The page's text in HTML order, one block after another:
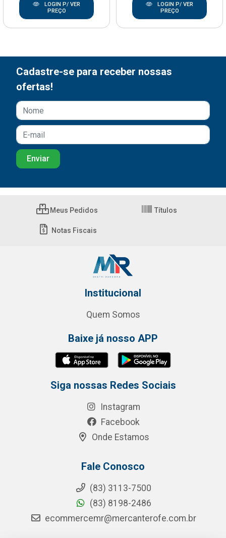
LOGIN P/ VER
PREÇO
LOGIN P/ VER
PREÇO
Cadastre-se para receber nossas
ofertas!
Meus Pedidos Títulos
Notas Fiscais
Institucional
Quem Somos
Baixe já nosso APP
Siga nossas Redes Sociais
Instagram
Facebook
Onde Estamos
Fale Conosco
(83) 3113-7500
(83) 8198-2486
ecommercemr@mercanterofe.com.br